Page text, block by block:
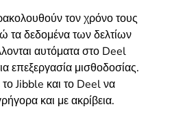
τον χρόνο τους
τα δεδομένα των δελτίων
αυτόματα στο Deel
επεξεργασία μισθοδοσίας.
Jibble και το Deel να
και με ακρίβεια.